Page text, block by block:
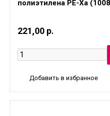
полиэтилена PE-Xa
221,00 р.
Добавить в избранное